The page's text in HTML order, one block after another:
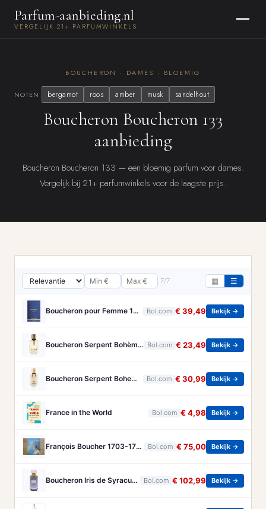
Parfum-aanbieding.nl
VERGELIJK 21+ PARFUMWINKELS
BOUCHERON · DAMES · BLOEMIG
NOTEN bergamot roos amber musk sandelhout
Boucheron Boucheron 133
aanbieding
Boucheron Boucheron 133 — een bloemig parfum voor dames.
Vergelijk bij 21+ parfumwinkels voor de laagste prijs.
7/7 ▦ ☰
Boucheron pour Femme 100 ml Eau de Parfum - Damesparfum Bol.com € 39,49 Bekijk →
Boucheron Serpent Bohème Eau de Parfum 50 ml Bol.com € 23,49 Bekijk →
Boucheron Serpent Boheme Eau de parfum spray 30 ml Bol.com € 30,99 Bekijk →
France in the World Bol.com € 4,98 Bekijk →
François Boucher 1703-1770 - Brandt, Christa Bol.com € 75,00 Bekijk →
Boucheron Iris de Syracuse - 125 ml - eau de parfum spray - damesparfum Bol.com € 102,99 Bekijk →